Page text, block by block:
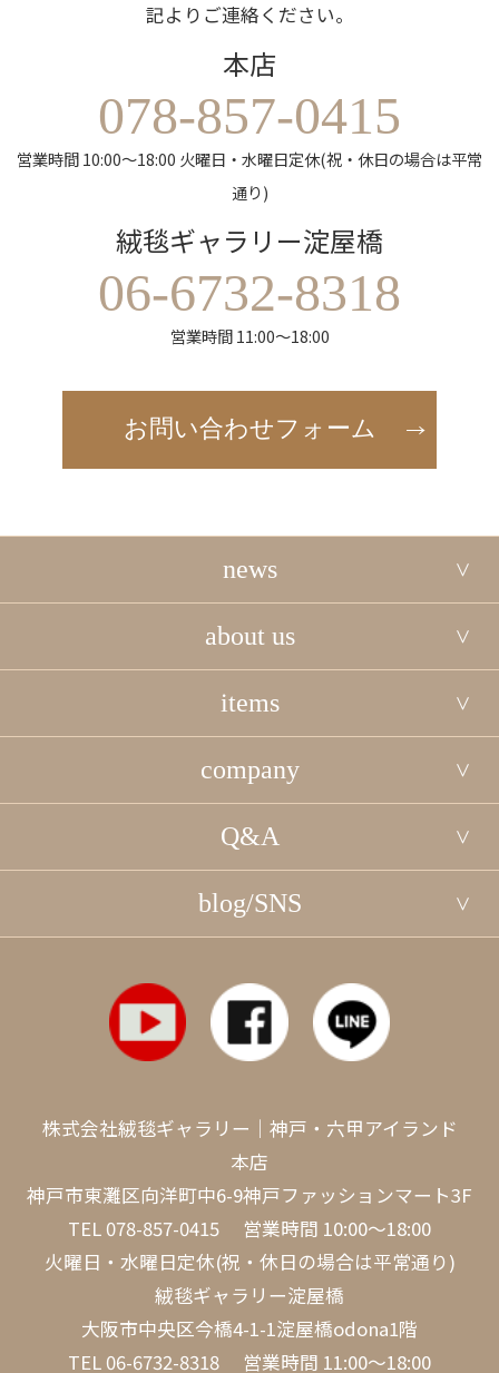
記よりご連絡ください。
本店
078-857-0415
営業時間 10:00～18:00 火曜日・水曜日定休(祝・休日の場合は平常
通り)
絨毯ギャラリー淀屋橋
06-6732-8318
営業時間 11:00～18:00
お問い合わせフォーム
news
about us
items
company
Q&A
blog/SNS
株式会社絨毯ギャラリー｜神戸・六甲アイランド
本店
神戸市東灘区向洋町中6-9神戸ファッションマート3F
TEL 078-857-0415 営業時間 10:00～18:00
火曜日・水曜日定休(祝・休日の場合は平常通り)
絨毯ギャラリー淀屋橋
大阪市中央区今橋4-1-1淀屋橋odona1階
TEL 06-6732-8318 営業時間 11:00～18:00